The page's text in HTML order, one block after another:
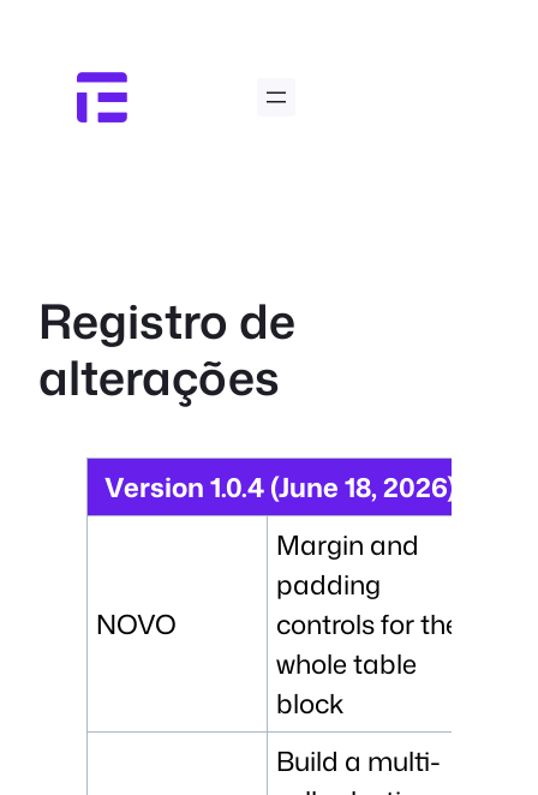
Registro de
alterações
Version 1.0.4 (June 18, 2026)
NOVO
Margin and
padding
controls for the
whole table
block
Build a multi-